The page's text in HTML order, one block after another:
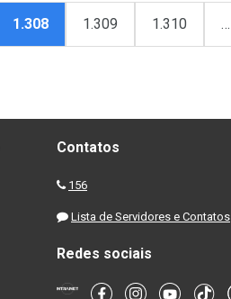
1.308 1.309 1.310 …
Contatos
156
Lista de Servidores e Contatos
Redes sociais